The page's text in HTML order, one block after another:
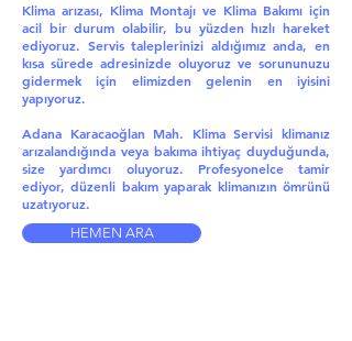
Klima arızası, Klima Montajı ve Klima Bakımı için
acil bir durum olabilir, bu yüzden hızlı hareket
ediyoruz. Servis taleplerinizi aldığımız anda, en
kısa sürede adresinizde oluyoruz ve sorununuzu
gidermek için elimizden gelenin en iyisini
yapıyoruz.
Adana Karacaoğlan Mah. Klima Servisi klimanız
arızalandığında veya bakıma ihtiyaç duyduğunda,
size yardımcı oluyoruz. Profesyonelce tamir
ediyor, düzenli bakım yaparak klimanızın ömrünü
uzatıyoruz.
HEMEN ARA